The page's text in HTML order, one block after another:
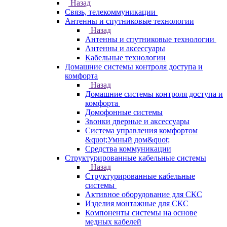
Назад
Связь, телекоммуникации
Антенны и спутниковые технологии
Назад
Антенны и спутниковые технологии
Антенны и аксессуары
Кабельные технологии
Домашние системы контроля доступа и
комфорта
Назад
Домашние системы контроля доступа и
комфорта
Домофонные системы
Звонки дверные и аксессуары
Система управления комфортом
&quot;Умный дом&quot;
Средства коммуникации
Структурированные кабельные системы
Назад
Структурированные кабельные
системы
Активное оборудование для СКС
Изделия монтажные для СКС
Компоненты системы на основе
медных кабелей